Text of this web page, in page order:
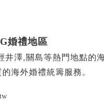
婚禮地區
井澤,關島等熱門地點的
海外婚禮統籌服務。